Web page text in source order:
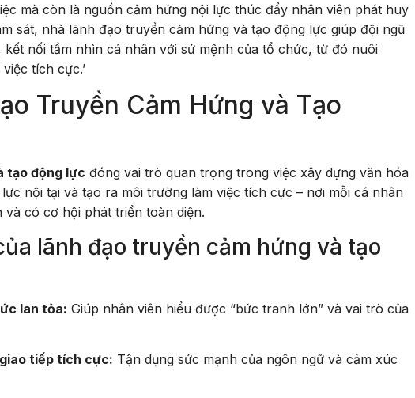
mà còn là nguồn cảm hứng nội lực thúc đẩy nhân viên phát huy
sát, nhà lãnh đạo truyền cảm hứng và tạo động lực giúp đội ngũ
nối tầm nhìn cá nhân với sứ mệnh của tổ chức, từ đó nuôi
tích cực.’
Truyền Cảm Hứng và Tạo
tạo động lực đóng vai trò quan trọng trong việc xây dựng văn hóa
nội tại và tạo ra môi trường làm việc tích cực – nơi mỗi cá nhân
có cơ hội phát triển toàn diện.
lãnh đạo truyền cảm hứng và tạo
lan tỏa: Giúp nhân viên hiểu được “bức tranh lớn” và vai trò của
tiếp tích cực: Tận dụng sức mạnh của ngôn ngữ và cảm xúc